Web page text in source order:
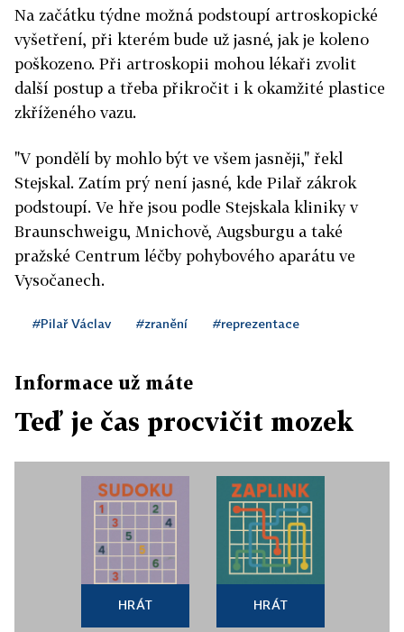
Na začátku týdne možná podstoupí artroskopické
vyšetření, při kterém bude už jasné, jak je koleno
poškozeno. Při artroskopii mohou lékaři zvolit
další postup a třeba přikročit i k okamžité plastice
zkříženého vazu.
"V pondělí by mohlo být ve všem jasněji," řekl
Stejskal. Zatím prý není jasné, kde Pilař zákrok
podstoupí. Ve hře jsou podle Stejskala kliniky v
Braunschweigu, Mnichově, Augsburgu a také
pražské Centrum léčby pohybového aparátu ve
Vysočanech.
#Pilař Václav #zranění #reprezentace
Informace už máte
Teď je čas procvičit mozek
HRÁT HRÁT